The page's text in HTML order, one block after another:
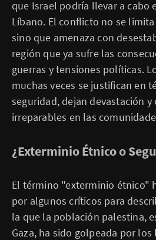
que Israel podría llevar a cabo
Líbano. El conflicto no se
sino que amenaza con
región que ya sufre las
guerras y tensiones políticas.
muchas veces se justifican en
seguridad, dejan devastación y
irreparables en las
¿Exterminio Étnico o
El término "exterminio étnico"
por algunos críticos para
la que la población palestina,
Gaza, ha sido golpeada por